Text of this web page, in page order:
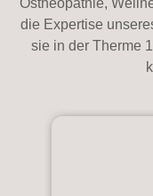
Ostheopathie,
die Expertise
sie in der Therme